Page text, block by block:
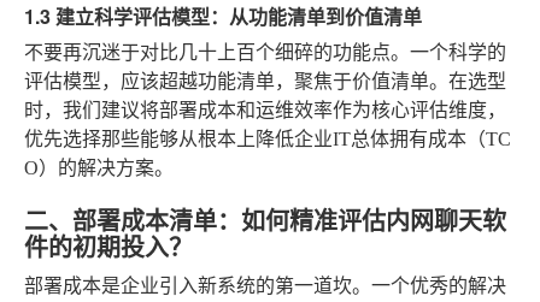
1.3 建立科学评估模型：从功能清单到价值清单
不要再沉迷于对比几十上百个细碎的功能点。一个科学的
评估模型，应该超越功能清单，聚焦于价值清单。在选型
时，我们建议将部署成本和运维效率作为核心评估维度，
优先选择那些能够从根本上降低企业IT总体拥有成本（TC
O）的解决方案。
二、部署成本清单：如何精准评估内网聊天软
件的初期投入？
部署成本是企业引入新系统的第一道坎。一个优秀的解决